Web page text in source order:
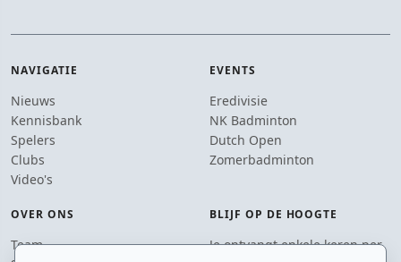
NAVIGATIE
Nieuws
Kennisbank
Spelers
Clubs
Video's
EVENTS
Eredivisie
NK Badminton
Dutch Open
Zomerbadminton
OVER ONS
Team
BLIJF OP DE HOOGTE
Je ontvangt enkele keren per